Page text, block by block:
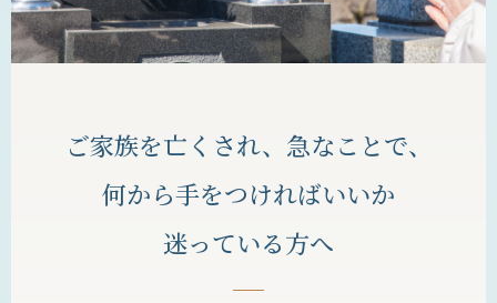
ご家族を亡くされ、急なことで、
何から手をつければいいか
迷っている方へ